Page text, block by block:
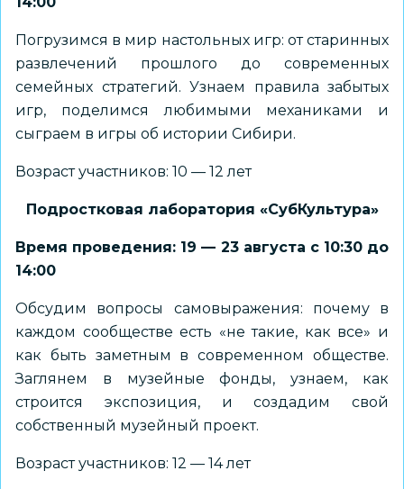
Погрузимся в мир настольных игр: от старинных
развлечений прошлого до современных
семейных стратегий. Узнаем правила забытых
игр, поделимся любимыми механиками и
сыграем в игры об истории Сибири.
Возраст участников: 10 — 12 лет
Подростковая лаборатория «СубКультура»
Время проведения: 19 — 23 августа с 10:30 до
14:00
Обсудим вопросы самовыражения: почему в
каждом сообществе есть «не такие, как все» и
как быть заметным в современном обществе.
Заглянем в музейные фонды, узнаем, как
строится экспозиция, и создадим свой
собственный музейный проект.
Возраст участников: 12 — 14 лет